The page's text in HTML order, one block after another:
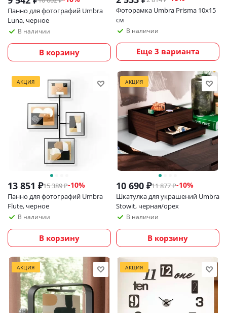
Панно для фотографий Umbra
Luna, черное
В наличии
В корзину
Фоторамка Umbra Prisma 10х15
см
В наличии
Еще 3 варианта
АКЦИЯ
13 851 ₽15 389₽-10%
Панно для фотографий Umbra
Flute, черное
В наличии
В корзину
АКЦИЯ
10 690 ₽11 877₽-10%
Шкатулка для украшений Umbra
Stowit, черная/орех
В наличии
В корзину
АКЦИЯ АКЦИЯ